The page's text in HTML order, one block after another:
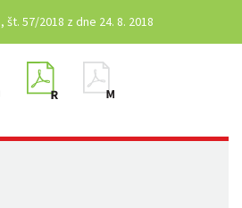
št. 57/2018 z dne 24. 8. 2018